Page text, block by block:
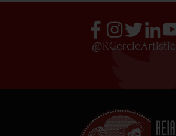
@RCercleArtistic